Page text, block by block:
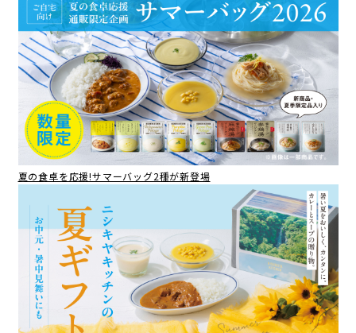
夏の食卓を応援!サマーバッグ2種が新登場